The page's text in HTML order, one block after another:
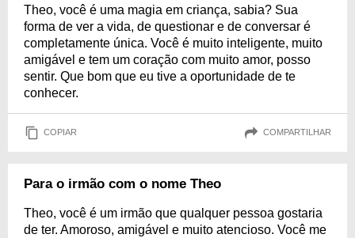
Theo, você é uma magia em criança, sabia? Sua
forma de ver a vida, de questionar e de conversar é
completamente única. Você é muito inteligente, muito
amigável e tem um coração com muito amor, posso
sentir. Que bom que eu tive a oportunidade de te
conhecer.
COPIAR COMPARTILHAR
Para o irmão com o nome Theo
Theo, você é um irmão que qualquer pessoa gostaria
de ter. Amoroso, amigável e muito atencioso. Você me